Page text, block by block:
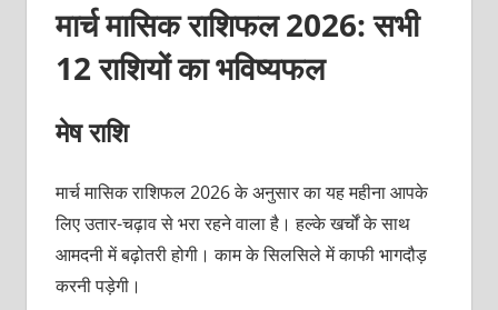
मार्च मासिक राशिफल 2026: सभी
12 राशियों का भविष्‍यफल
मेष राशि
मार्च मासिक राशिफल 2026 के अनुसार का यह महीना आपके
लिए उतार-चढ़ाव से भरा रहने वाला है। हल्के खर्चों के साथ
आमदनी में बढ़ोतरी होगी। काम के सिलसिले में काफी भागदौड़
करनी पड़ेगी।